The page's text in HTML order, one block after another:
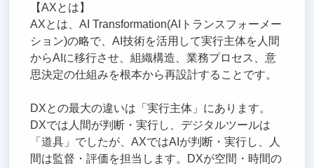
【AXとは】
AXとは、AI Transformation(AIトランスフォーメー
ション)の略で、AI技術を活用して実行主体を人間
からAIに移行させ、組織構造、業務プロセス、意
思決定の仕組みを根本から再設計することです。
DXとの最大の違いは「実行主体」にあります。
DXでは人間が判断・実行し、デジタルツールは
「道具」でしたが、AXではAIが判断・実行し、人
間は監督・評価を担当します。DXが空間・時間の